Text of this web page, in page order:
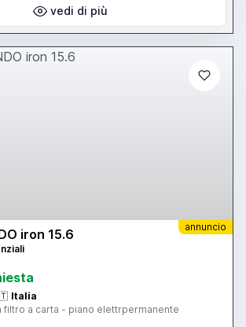
vedi di più
annuncio
iron 15.6
Italia
filtro a carta - piano elettrpermanente